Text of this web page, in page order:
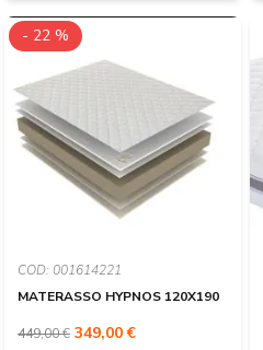
COD: 001614221
MATERASSO HYPNOS 120X190
- 22 %
449,00 € 349,00 €